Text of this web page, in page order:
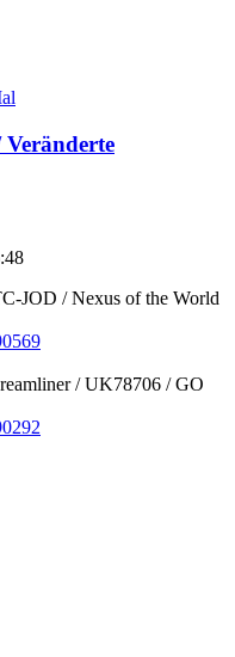
Veränderte
JOD / Nexus of the World
/ UK78706 / GO